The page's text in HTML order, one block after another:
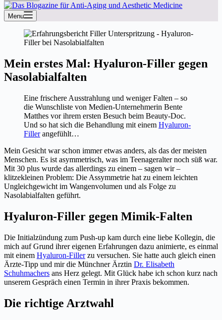
Menu
Mein erstes Mal: Hyaluron-Filler gegen
Nasolabialfalten
Eine frischere Ausstrahlung und weniger Falten – so
die Wunschliste von Medien-Unternehmerin Bente
Matthes vor ihrem ersten Besuch beim Beauty-Doc.
Und so hat sich die Behandlung mit einem Hyaluron-
Fillerangefühlt…
Mein Gesicht war schon immer etwas anders, als das der meisten
Menschen. Es ist asymmetrisch, was im Teenageralter noch süß war.
Mit 30 plus wurde das allerdings zu einem – sagen wir –
klitzekleinen Problem: Die Assymmetrie hat zu einem leichten
Ungleichgewicht im Wangenvolumen und als Folge zu
Nasolabialfalten geführt.
Hyaluron-Filler gegen Mimik-Falten
Die Initialzündung zum Push-up kam durch eine liebe Kollegin, die
mich auf Grund ihrer eigenen Erfahrungen dazu animierte, es einmal
mit einem Hyaluron-Fillerzu versuchen. Sie hatte auch gleich einen
Ärzte-Tipp und mir die Münchner Ärztin Dr. Elisabeth
Schuhmachers ans Herz gelegt. Mit Glück habe ich schon kurz nach
unserem Gespräch einen Termin in ihrer Praxis bekommen.
Die richtige Arztwahl